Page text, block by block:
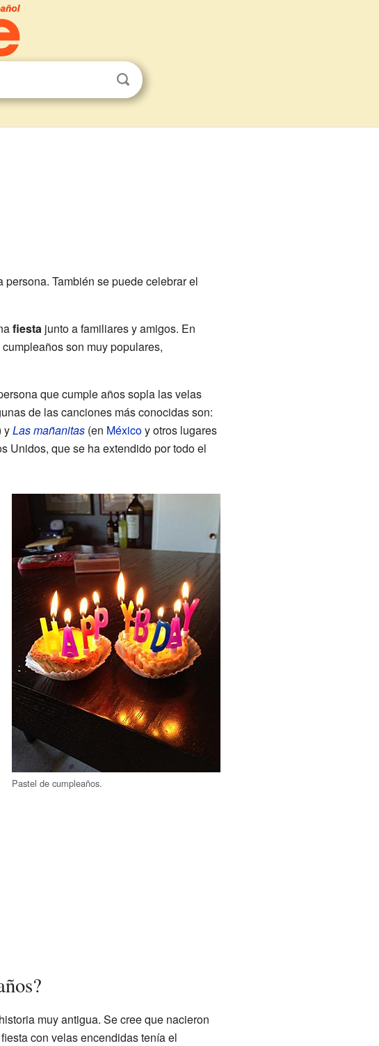
persona. También se puede celebrar el
fiestajunto a familiares y amigos. En
son muy populares,
que cumple años sopla las velas
de las canciones más conocidas son:
yLas mañanitas(en Méxicoy otros lugares
Unidos, que se ha extendido por todo el
Pastel de cumpleaños.
muy antigua. Se cree que nacieron
con velas encendidas tenía el